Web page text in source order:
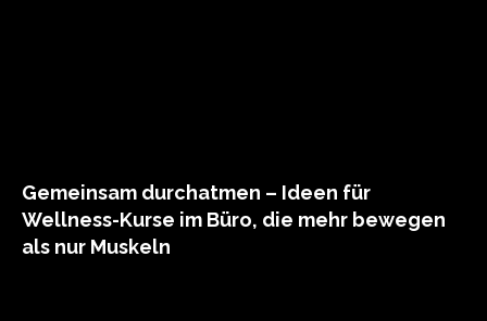
Gemeinsam durchatmen – Ideen für
Wellness-Kurse im Büro, die mehr bewegen
als nur Muskeln